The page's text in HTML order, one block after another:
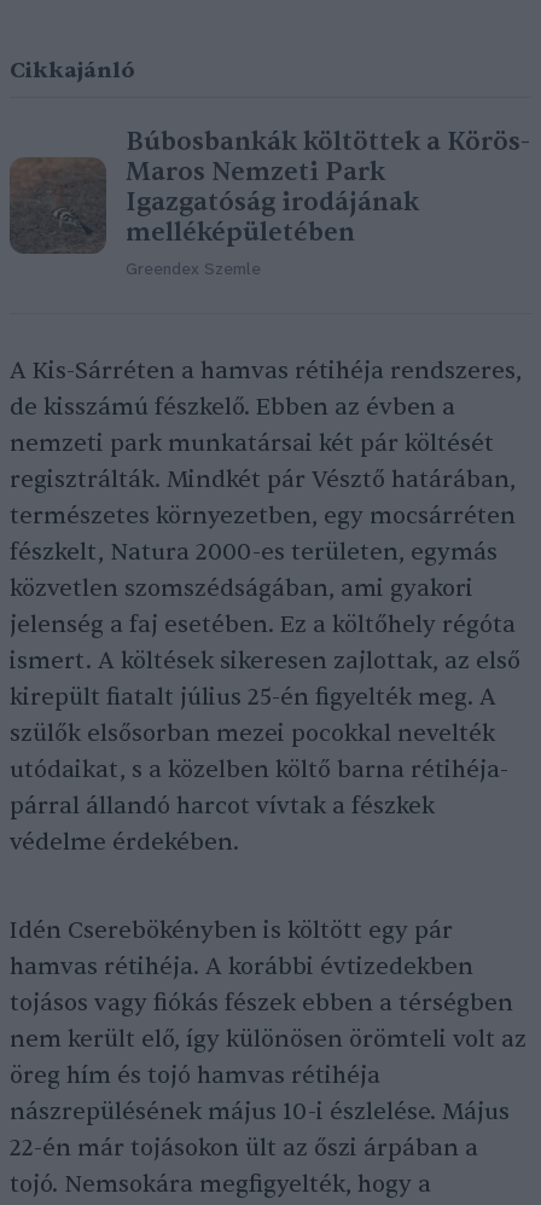
Cikkajánló
Búbosbankák költöttek a Körös-
Maros Nemzeti Park
Igazgatóság irodájának
melléképületében
Greendex Szemle
A Kis-Sárréten a hamvas rétihéja rendszeres,
de kisszámú fészkelő. Ebben az évben a
nemzeti park munkatársai két pár költését
regisztrálták. Mindkét pár Vésztő határában,
természetes környezetben, egy mocsárréten
fészkelt, Natura 2000-es területen, egymás
közvetlen szomszédságában, ami gyakori
jelenség a faj esetében. Ez a költőhely régóta
ismert. A költések sikeresen zajlottak, az első
kirepült fiatalt július 25-én figyelték meg. A
szülők elsősorban mezei pocokkal nevelték
utódaikat, s a közelben költő barna rétihéja-
párral állandó harcot vívtak a fészkek
védelme érdekében.
Idén Cserebökényben is költött egy pár
hamvas rétihéja. A korábbi évtizedekben
tojásos vagy fiókás fészek ebben a térségben
nem került elő, így különösen örömteli volt az
öreg hím és tojó hamvas rétihéja
nászrepülésének május 10-i észlelése. Május
22-én már tojásokon ült az őszi árpában a
tojó. Nemsokára megfigyelték, hogy a